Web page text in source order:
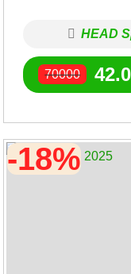
HEAD
70000
-18%